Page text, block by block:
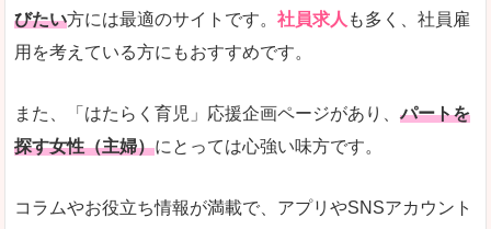
びたい方には最適のサイトです。 社員求人 も多く、社員雇
用を考えている方にもおすすめです。
また、「はたらく育児」応援企画ページがあり、パートを
探す女性（主婦）にとっては心強い味方です。
コラムやお役立ち情報が満載で、アプリやSNSアカウント